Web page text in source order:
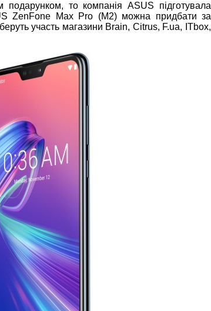
то компанія ASUS підготувала
ZenFone Max Pro (M2) можна придбати за
участь магазини Brain, Citrus, F.ua, ITbox,